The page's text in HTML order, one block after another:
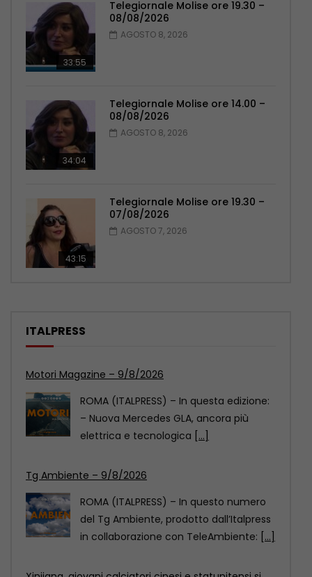
33:55
Telegiornale Molise ore 19.30 –
08/08/2026
AGOSTO 8, 2026
34:04
Telegiornale Molise ore 14.00 –
08/08/2026
AGOSTO 8, 2026
43:15
Telegiornale Molise ore 19.30 –
07/08/2026
AGOSTO 7, 2026
ITALPRESS
Tg Ambiente – 9/8/2026
ROMA (ITALPRESS) – In questo numero
del Tg Ambiente, prodotto dall’Italpress
in collaborazione con TeleAmbiente:
Xinjiang, giovani calciatori cinesi e statunitensi si
incontrano grazie a sport
Uno scambio calcistico giovanile tra
Cina e Stati Uniti si è svolto nel fine